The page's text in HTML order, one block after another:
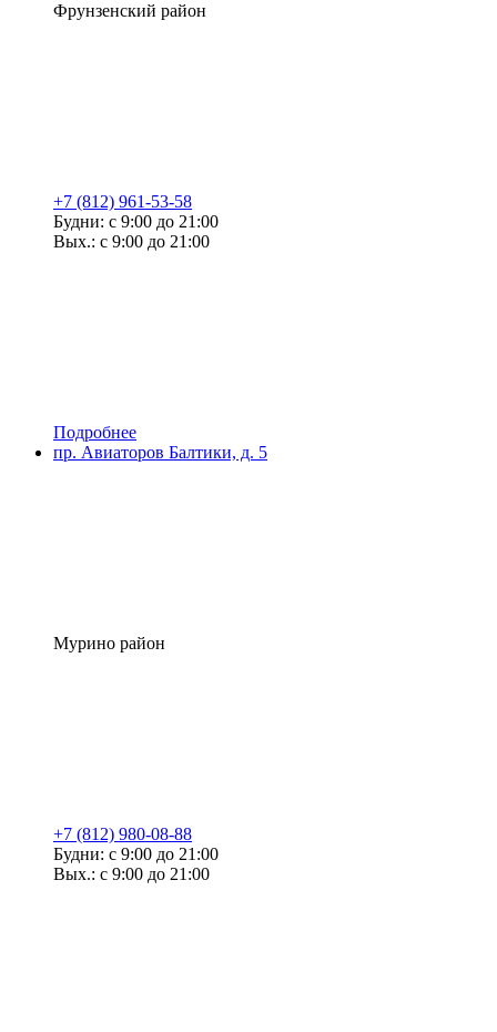
Фрунзенский район
+7 (812) 961-53-58
Будни: с 9:00 до 21:00
Вых.: с 9:00 до 21:00
Подробнее
пр. Авиаторов Балтики, д. 5
Мурино район
+7 (812) 980-08-88
Будни: с 9:00 до 21:00
Вых.: с 9:00 до 21:00